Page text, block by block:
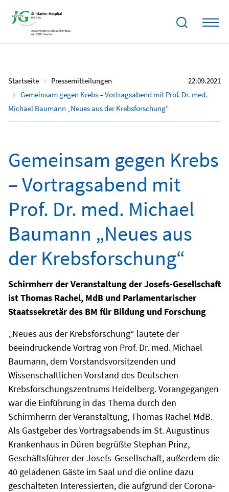
Startseite
Pressemitteilungen
Gemeinsam gegen Krebs – Vortragsabend mit Prof. Dr. med.
Michael Baumann „Neues aus der Krebsforschung“
22.09.2021
Gemeinsam gegen Krebs
– Vortragsabend mit
Prof. Dr. med. Michael
Baumann „Neues aus
der Krebsforschung“
Schirmherr der Veranstaltung der Josefs-Gesellschaft
ist Thomas Rachel, MdB und Parlamentarischer
Staatssekretär des BM für Bildung und Forschung
„Neues aus der Krebsforschung“ lautete der
beeindruckende Vortrag von Prof. Dr. med. Michael
Baumann, dem Vorstandsvorsitzenden und
Wissenschaftlichen Vorstand des Deutschen
Krebsforschungszentrums Heidelberg. Vorangegangen
war die Einführung in das Thema durch den
Schirmherrn der Veranstaltung, Thomas Rachel MdB.
Als Gastgeber des Vortragsabends im St. Augustinus
Krankenhaus in Düren begrüßte Stephan Prinz,
Geschäftsführer der Josefs-Gesellschaft, außerdem die
40 geladenen Gäste im Saal und die online dazu
geschalteten Interessierten, die aufgrund der Corona-